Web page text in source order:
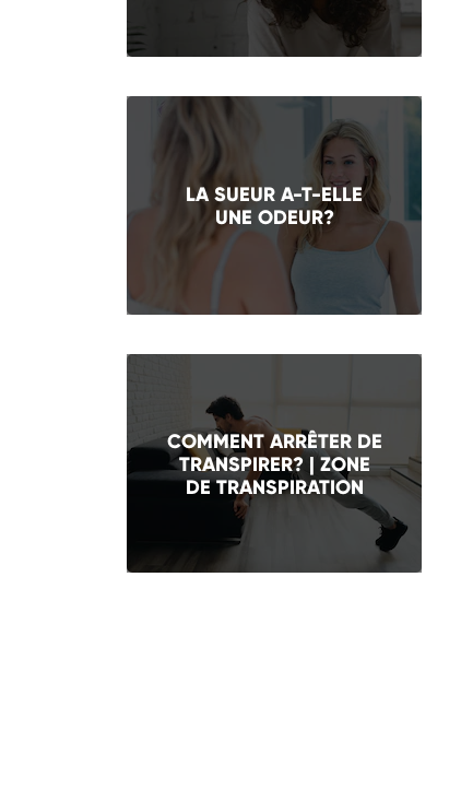
LA SUEUR A-T-ELLE
UNE ODEUR?
COMMENT ARRÊTER DE
TRANSPIRER? | ZONE
DE TRANSPIRATION